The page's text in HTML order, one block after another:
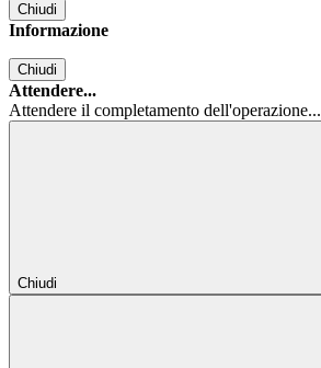
Chiudi
Informazione
Chiudi
Attendere...
Attendere il completamento dell'operazione...
Chiudi